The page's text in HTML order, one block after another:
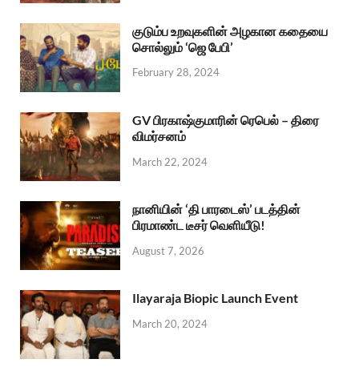
குடும்ப உறவுகளின் அழகான கதையை
சொல்லும் ‘ஜெ பேபி’
February 28, 2024
GV பிரகாஷ்குமாரின் ரெபெல் – திரை
விமர்சனம்
March 22, 2024
நானியின் ‘தி பாரடைஸ்’ படத்தின்
பிரமாண்ட டீசர் வெளியீடு!
August 7, 2026
Ilayaraja Biopic Launch Event
March 20, 2024